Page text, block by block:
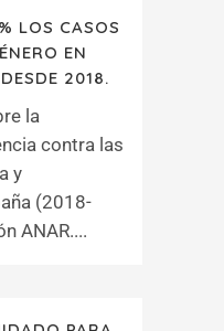
LOS CASOS
EN
2018.
la
contra las
y
(2018-
ANAR....